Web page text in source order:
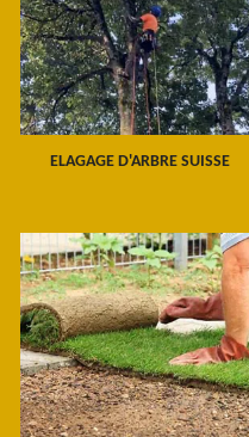
ELAGAGE D'ARBRE SUISSE